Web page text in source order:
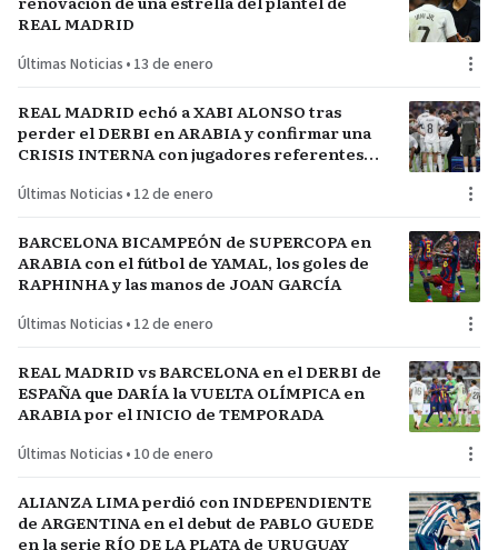
REAL MADRID
Últimas Noticias • 13 de enero
REAL MADRID echó a XABI ALONSO tras
perder el DERBI en ARABIA y confirmar una
CRISIS INTERNA con jugadores referentes
Últimas Noticias • 12 de enero
BARCELONA BICAMPEÓN de SUPERCOPA en
ARABIA con el fútbol de YAMAL, los goles de
RAPHINHA y las manos de JOAN GARCÍA
Últimas Noticias • 12 de enero
REAL MADRID vs BARCELONA en el DERBI de
ESPAÑA que DARÍA la VUELTA OLÍMPICA en
ARABIA por el INICIO de TEMPORADA
Últimas Noticias • 10 de enero
ALIANZA LIMA perdió con INDEPENDIENTE
de ARGENTINA en el debut de PABLO GUEDE
en la serie RÍO DE LA PLATA de URUGUAY